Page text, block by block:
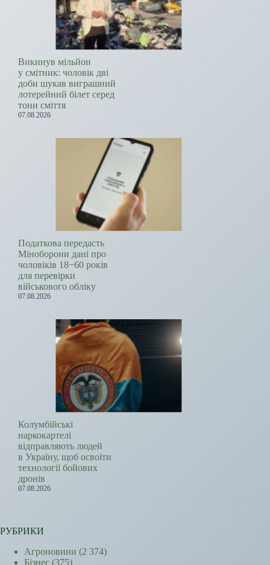
Викинув мільйон
у смітник: чоловік дві
доби шукав виграшний
лотерейний білет серед
тонн сміття
07.08.2026
Податкова передасть
Міноборони дані про
чоловіків 18−60 років
для перевірки
військового обліку
07.08.2026
Колумбійські
наркокартелі
відправляють людей
в Україну, щоб освоїти
технології бойових
дронів
07.08.2026
РУБРИКИ
Агроновини (2 374)
Бізнес (375)